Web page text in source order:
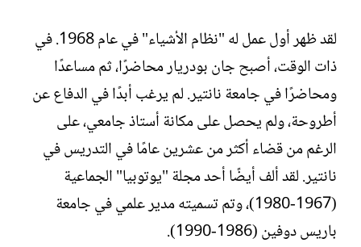
لقد ظهر أول عمل له "نظام الأشياء" في عام 1968. في
ذات الوقت، أصبح جان بودريار محاضرًا، ثم مساعدًا
ومحاضرًا في جامعة نانتير. لم يرغب أبدًا في الدفاع عن
أطروحة، ولم يحصل على مكانة أستاذ جامعي، على
الرغم من قضاء أكثر من عشرين عامًا في التدريس في
نانتير. لقد ألف أيضًا أحد مجلة "يوتوبيا" الجماعية
(1967-1980)، وتم تسميته مدير علمي في جامعة
باريس دوفين (1986-1990).